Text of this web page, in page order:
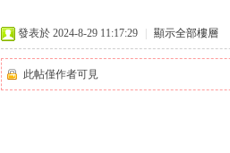
發表於 2024-8-29 11:17:29 顯示全部樓層
此帖僅作者可見